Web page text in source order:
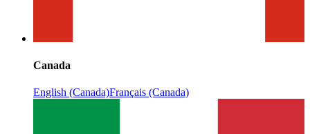
Canada
English (Canada)Français (Canada)